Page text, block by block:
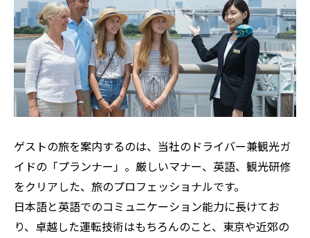
寄せるかのようなその景色は、このツアーで
最もエキサイティングなハイライトの一つで
す。
代官山
停車時間： 30分
写真撮影： 可能
代官山と中目黒には、数多くのブティックや
カフェが立ち並びます。都心よりも落ち着い
た雰囲気で、ゆったりとした時間を過ごせま
す。
ゲストの旅を案内するのは、当社のドライバー兼観光ガ
イドの「プランナー」。厳しいマナー、英語、観光研修
をクリアした、旅のプロフェッショナルです。
日本語と英語でのコミュニケーション能力に長けてお
り、卓越した運転技術はもちろんのこと、東京や近郊の